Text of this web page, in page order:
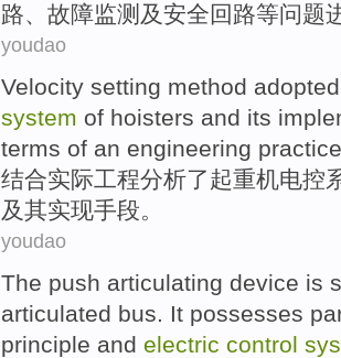
路、 故障监测 及安全回路等问题
youdao
Velocity setting method adopted
system of hoisters and its
terms of an engineering practice
结合实际工程分析了起重机电控
及其实现手段。
youdao
The push articulating device is
articulated bus. It possesses
principle and electric control